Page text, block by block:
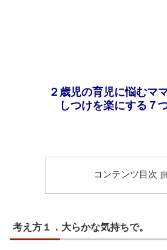
２歳児の育児に悩むマ
しつけを楽にする７
コンテンツ目次
考え方１．大らかな気持ちで。